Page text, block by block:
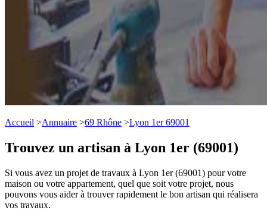
Accueil >Annuaire >69 Rhône >Lyon 1er 69001
Trouvez un artisan à Lyon 1er (69001)
Si vous avez un projet de travaux à Lyon 1er (69001) pour votre
maison ou votre appartement, quel que soit votre projet, nous
pouvons vous aider à trouver rapidement le bon artisan qui réalisera
vos travaux.